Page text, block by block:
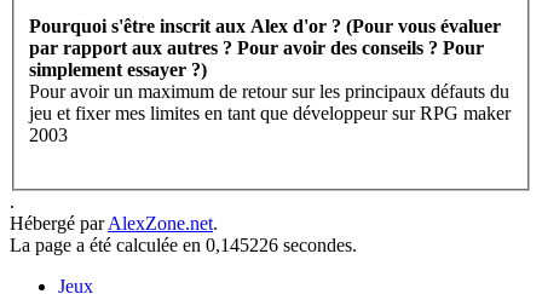
Pourquoi s'être inscrit aux Alex d'or ? (Pour vous évaluer
par rapport aux autres ? Pour avoir des conseils ? Pour
simplement essayer ?)
Pour avoir un maximum de retour sur les principaux défauts du
jeu et fixer mes limites en tant que développeur sur RPG maker
2003
.
Hébergé parAlexZone.net.
La page a été calculée en 0,145226 secondes.
Jeux